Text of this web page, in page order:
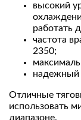
высокий
работать
частота
2350;
надежный
Отличные
использовать
диапазоне.